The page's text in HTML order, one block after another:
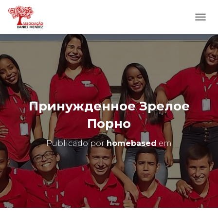
L
T
E
R
N
A
N
A
E
G
O
Принужденное Зрелое
Порно
Publicado porhomebased em